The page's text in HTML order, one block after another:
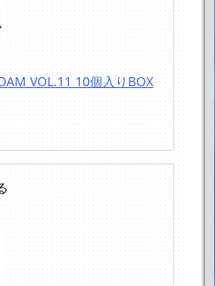
VOL.11 10個入りBOX